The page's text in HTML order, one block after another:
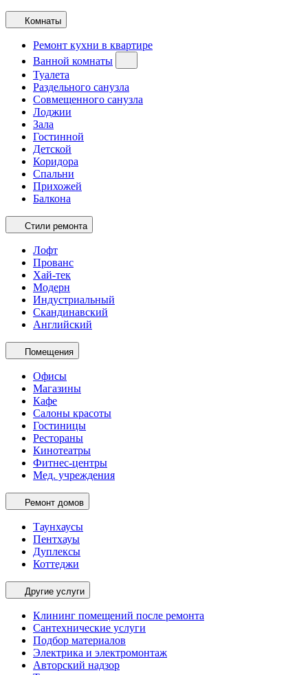
Комнаты
Ремонт кухни в квартире
Ванной комнаты
Туалета
Раздельного санузла
Совмещенного санузла
Лоджии
Зала
Гостинной
Детской
Коридора
Спальни
Прихожей
Балкона
Стили ремонта
Лофт
Прованс
Хай-тек
Модерн
Индустриальный
Скандинавский
Английский
Помещения
Офисы
Магазины
Кафе
Салоны красоты
Гостиницы
Рестораны
Кинотеатры
Фитнес-центры
Мед. учреждения
Ремонт домов
Таунхаусы
Пентхауы
Дуплексы
Коттеджи
Другие услуги
Клининг помещений после ремонта
Сантехнические услуги
Подбор материалов
Электрика и электромонтаж
Авторский надзор